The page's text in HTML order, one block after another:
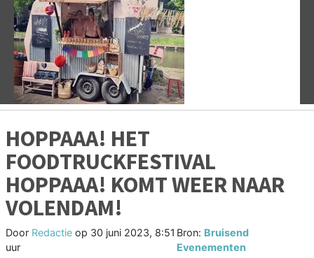
Vorige
HOPPAAA! HET
FOODTRUCKFESTIVAL
HOPPAAA! KOMT WEER NAAR
VOLENDAM!
Door Redactie op 30 juni 2023, 8:51
uur
Bron: Bruisend
Evenementen